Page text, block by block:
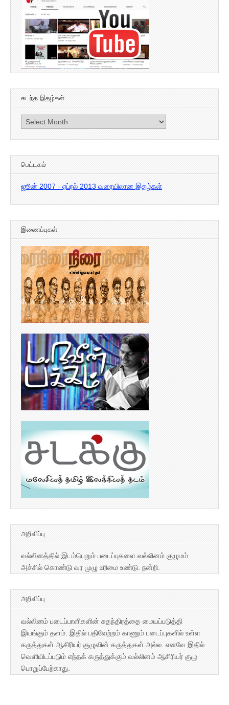
கடந்த இதழ்கள்
கடந்த
இதழ்கள்
பெட்டகம்
ஜூன் 2007 - ஏப்ரல் 2013 வரையிலான இதழ்கள்
இணைப்புகள்
அறிவிப்பு
வல்லினத்தில் இடம்பெறும் படைப்புகளை வல்லினம் குழுமம்
அச்சில் கொண்டு வர முழு உரிமை உண்டு. நன்றி.
அறிவிப்பு
வல்லினம் படைப்பாளிகளின் சுதந்திரத்தை மையப்படுத்தி
இயங்கும் தளம். இதில் பதிவேற்றம் காணும் படைப்புகளில் உள்ள
கருத்துகள் ஆசிரியர் குழுவின் கருத்துகள் அல்ல. எனவே இதில்
வெளியிடப்படும் எந்தக் கருத்துக்கும் வல்லினம் ஆசிரியர் குழு
பொறுப்பேற்காது.